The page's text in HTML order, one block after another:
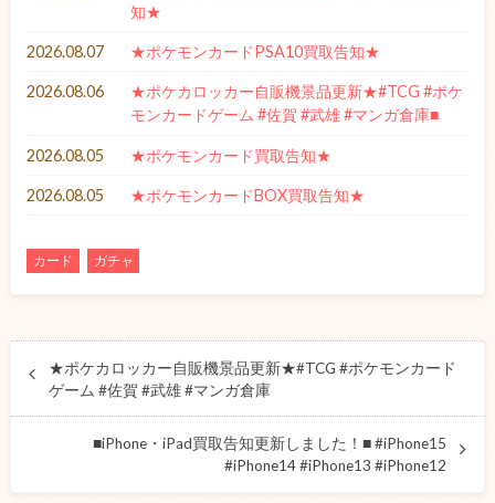
知★
2026.08.07 ★ポケモンカードPSA10買取告知★
2026.08.06
★ポケカロッカー自販機景品更新★#TCG #ポケ
モンカードゲーム #佐賀 #武雄 #マンガ倉庫■
2026.08.05 ★ポケモンカード買取告知★
2026.08.05 ★ポケモンカードBOX買取告知★
カード ガチャ
★ポケカロッカー自販機景品更新★#TCG #ポケモンカード
ゲーム #佐賀 #武雄 #マンガ倉庫
■iPhone・iPad買取告知更新しました！■ #iPhone15
#iPhone14 #iPhone13 #iPhone12